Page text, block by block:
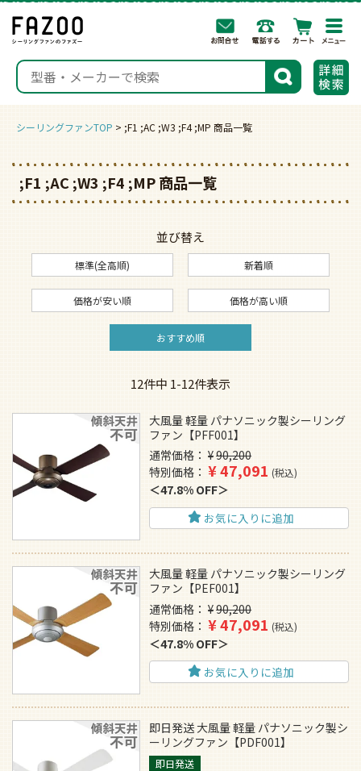
検索
シーリングファンTOP ;F1 ;AC ;W3 ;F4 ;MP 商品一覧
;F1 ;AC ;W3 ;F4 ;MP 商品一覧
並び替え
標準(全高順) 新着順
価格が安い順 価格が高い順
おすすめ順
12件中 1-12件表示
大風量 軽量 パナソニック製シーリング
ファン【PFF001】
通常価格
¥90,200
特別価格
¥47,091 税込
47.8% OFF
お気に入りに追加
大風量 軽量 パナソニック製シーリング
ファン【PEF001】
通常価格
¥90,200
特別価格
¥47,091 税込
47.8% OFF
お気に入りに追加
即日発送 大風量 軽量 パナソニック製シ
ーリングファン【PDF001】
即日発送